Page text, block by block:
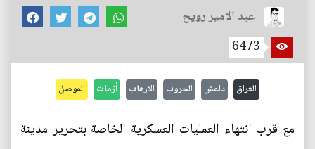
عبد الامير رويح
6473
العراق داعش الحروب الارهاب أزمات الموصل
مع قرب انتهاء العمليات ‏العسكرية الخاصة بتحرير مدينة